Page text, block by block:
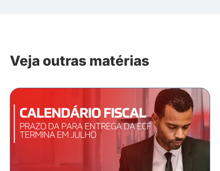
Veja outras matérias